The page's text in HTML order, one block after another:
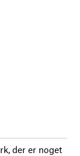
der er noget